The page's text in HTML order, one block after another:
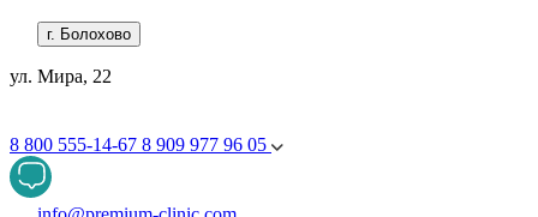
г. Болохово
ул. Мира, 22
8 800 555-14-67 8 909 977 96 05